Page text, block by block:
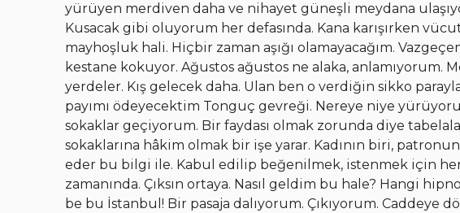
yürüyen merdiven daha ve nihayet güneşli meydana
Kusacak gibi oluyorum her defasında. Kana karışırken
mayhoşluk hali. Hiçbir zaman aşığı olamayacağım.
kestane kokuyor. Ağustos ağustos ne alaka, anlamıyorum.
yerdeler. Kış gelecek daha. Ulan ben o verdiğin sikko
payımı ödeyecektim Tonguç gevreği. Nereye niye
sokaklar geçiyorum. Bir faydası olmak zorunda diye
sokaklarına hâkim olmak bir işe yarar. Kadının biri,
eder bu bilgi ile. Kabul edilip beğenilmek, istenmek için
zamanında. Çıksın ortaya. Nasıl geldim bu hale? Hangi
be bu İstanbul! Bir pasaja dalıyorum. Çıkıyorum. Caddeye